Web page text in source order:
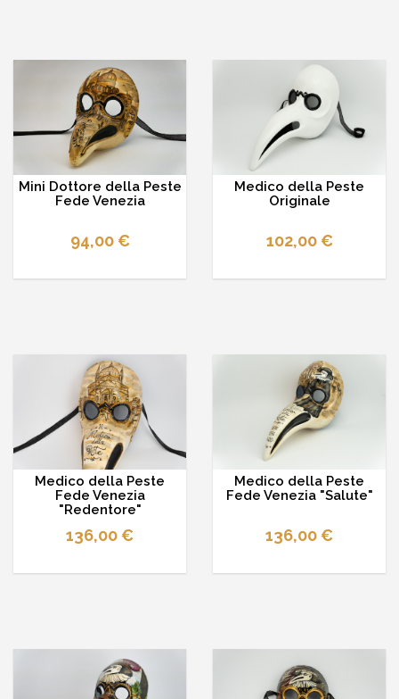
Mini Dottore della Peste
Fede Venezia
94,00 €
Medico della Peste
Originale
102,00 €
Medico della Peste
Fede Venezia
"Redentore"
136,00 €
Medico della Peste
Fede Venezia "Salute"
136,00 €